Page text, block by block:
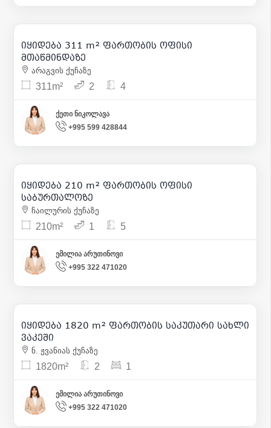
12
700 000 | m² 2 251
იყიდება 311 m² ფართობის ოფისი
მთაწმინდაზე
არაგვის ქუჩაზე
311m² 2 4
ქეთი ნიკოლავა
+995 599 428844
11
305 000 | m² 1 452
იყიდება 210 m² ფართობის ოფისი
საბურთალოზე
ჩაილურის ქუჩაზე
210m² 1 5
ემილია არუთინოვი
+995 322 471020
7
1 820 000 | m² 1 000
იყიდება 1820 m² ფართობის საკუთარი სახლი
ვაკეში
ნ. ჟვანიას ქუჩაზე
1820m² 2 1
ემილია არუთინოვი
+995 322 471020